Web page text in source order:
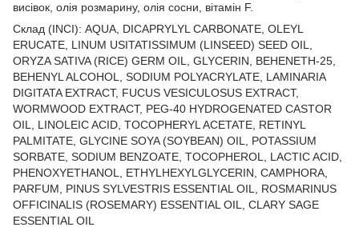
висівок, олія розмарину, олія сосни, вітамін F.
Склад (INCI): AQUA, DICAPRYLYL CARBONATE, OLEYL
ERUCATE, LINUM USITATISSIMUM (LINSEED) SEED OIL,
ORYZA SATIVA (RICE) GERM OIL, GLYCERIN, BEHENETH-25,
BEHENYL ALCOHOL, SODIUM POLYACRYLATE, LAMINARIA
DIGITATA EXTRACT, FUCUS VESICULOSUS EXTRACT,
WORMWOOD EXTRACT, PEG-40 HYDROGENATED CASTOR
OIL, LINOLEIC ACID, TOCOPHERYL ACETATE, RETINYL
PALMITATE, GLYCINE SOYA (SOYBEAN) OIL, POTASSIUM
SORBATE, SODIUM BENZOATE, TOCOPHEROL, LACTIC ACID,
PHENOXYETHANOL, ETHYLHEXYLGLYCERIN, CAMPHORA,
PARFUM, PINUS SYLVESTRIS ESSENTIAL OIL, ROSMARINUS
OFFICINALIS (ROSEMARY) ESSENTIAL OIL, CLARY SAGE
ESSENTIAL OIL